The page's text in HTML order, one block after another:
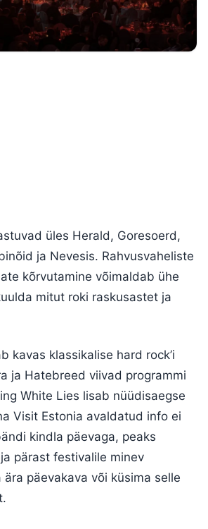
üles Herald, Goresoerd,
ja Nevesis. Rahvusvaheliste
kõrvutamine võimaldab ühe
mitut roki raskusastet ja
kavas klassikalise hard rock’i
ja Hatebreed viivad programmi
White Lies lisab nüüdisaegse
Visit Estonia avaldatud info ei
kindla päevaga, peaks
pärast festivalile minev
päevakava või küsima selle